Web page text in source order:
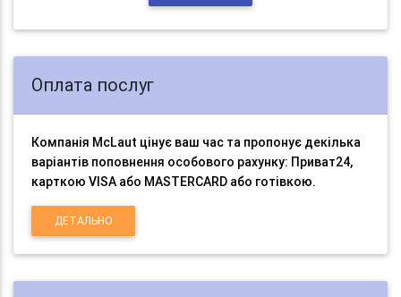
Оплата послуг
Компанія McLaut цінує ваш час та пропонує декілька
варіантів поповнення особового рахунку: Приват24,
карткою VISA або MASTERCARD або готівкою.
ДЕТАЛЬНО